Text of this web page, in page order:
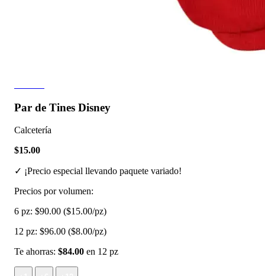
Par de Tines Disney
Calcetería
$15.00
✓ ¡Precio especial llevando paquete variado!
Precios por volumen:
6 pz: $90.00 ($15.00/pz)
12 pz: $96.00 ($8.00/pz)
Te ahorras: $84.00 en 12 pz